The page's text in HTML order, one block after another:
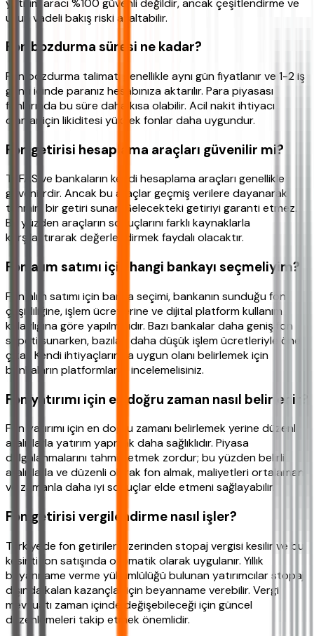
uzun vadeli bakış riski azaltabilir.
Fon bozdurma süresi ne kadar?
Fon bozdurma talimatı genellikle aynı gün fiyatlanır ve 1-2 iş
günü içinde paranız hesabınıza aktarılır. Para piyasası
fonlarında bu süre daha kısa olabilir. Acil nakit ihtiyacı
olanlar için likiditesi yüksek fonlar daha uygundur.
Fon getirisi hesaplama araçları güvenilir mi?
TEFAS ve bankaların kendi hesaplama araçları genellikle
güvenilirdir. Ancak bu araçlar geçmiş verilere dayanarak
tahmini bir getiri sunar. Gelecekteki getiriyi garanti etmez.
Bu yüzden araçların sonuçlarını farklı kaynaklarla
karşılaştırarak değerlendirmek faydalı olacaktır.
Fon alım satımı için hangi bankayı seçmeliyim?
Fon alım satımı için banka seçimi, bankanın sunduğu fon
çeşitliliğine, işlem ücretlerine ve dijital platform kullanım
kolaylığına göre yapılmalıdır. Bazı bankalar daha geniş fon
sepeti sunarken, bazıları daha düşük işlem ücretleriyle öne
çıkar. Kendi ihtiyaçlarınıza uygun olanı belirlemek için
bankaların platformlarını incelemelisiniz.
Fon yatırımı için en doğru zaman nasıl belirlenir?
Fon yatırımı için en doğru zamanı belirlemek yerine düzenli
aralıklarla yatırım yapmak daha sağlıklıdır. Piyasa
dalgalanmalarını tahmin etmek zordur; bu yüzden belirli
aralıklarla ve düzenli olarak fon almak, maliyetleri ortalaman
ve zamanla daha iyi sonuçlar elde etmeni sağlayabilir.
Fon getirisi vergilendirme nasıl işler?
Türkiye'de fon getirileri üzerinden stopaj vergisi kesilir ve bu
kesinti fon satışında otomatik olarak uygulanır. Yıllık
beyanname verme yükümlülüğü bulunan yatırımcılar stopaj
dışında kalan kazançlar için beyanname verebilir. Vergi
mevzuatı zaman içinde değişebileceği için güncel
düzenlemeleri takip etmek önemlidir.